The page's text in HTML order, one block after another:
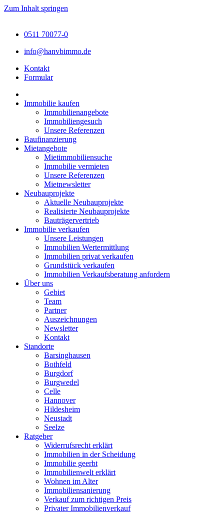
Zum Inhalt springen
0511 70077-0
info@hanvbimmo.de
Kontakt
Formular
Immobilie kaufen
Immobilienangebote
Immobiliengesuch
Unsere Referenzen
Baufinanzierung
Mietangebote
Mietimmobiliensuche
Immobilie vermieten
Unsere Referenzen
Mietnewsletter
Neubauprojekte
Aktuelle Neubauprojekte
Realisierte Neubauprojekte
Bauträgervertrieb
Immobilie verkaufen
Unsere Leistungen
Immobilien Wertermittlung
Immobilien privat verkaufen
Grundstück verkaufen
Immobilien Verkaufsberatung anfordern
Über uns
Gebiet
Team
Partner
Auszeichnungen
Newsletter
Kontakt
Standorte
Barsinghausen
Bothfeld
Burgdorf
Burgwedel
Celle
Hannover
Hildesheim
Neustadt
Seelze
Ratgeber
Widerrufsrecht erklärt
Immobilien in der Scheidung
Immobilie geerbt
Immobilienwelt erklärt
Wohnen im Alter
Immobiliensanierung
Verkauf zum richtigen Preis
Privater Immobilienverkauf